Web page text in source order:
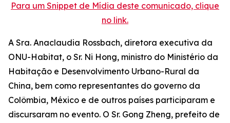
Para um Snippet de Mídia deste comunicado, clique
no link.
A Sra. Anaclaudia Rossbach, diretora executiva da
ONU-Habitat, o Sr. Ni Hong, ministro do Ministério da
Habitação e Desenvolvimento Urbano-Rural da
China, bem como representantes do governo da
Colômbia, México e de outros países participaram e
discursaram no evento. O Sr. Gong Zheng, prefeito de